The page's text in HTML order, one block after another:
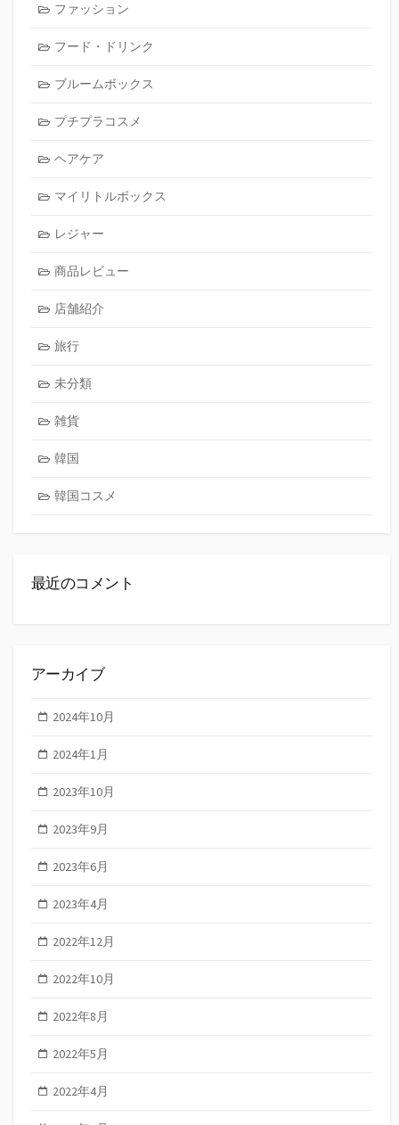
ファッション
フード・ドリンク
ブルームボックス
プチプラコスメ
ヘアケア
マイリトルボックス
レジャー
商品レビュー
店舗紹介
旅行
未分類
雑貨
韓国
韓国コスメ
最近のコメント
アーカイブ
2024年10月
2024年1月
2023年10月
2023年9月
2023年6月
2023年4月
2022年12月
2022年10月
2022年8月
2022年5月
2022年4月